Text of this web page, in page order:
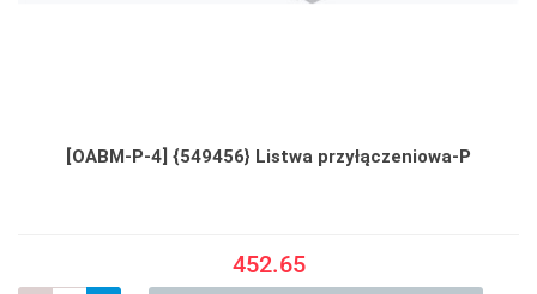
[OABM-P-4] {549456} Listwa przyłączeniowa-P
452.65